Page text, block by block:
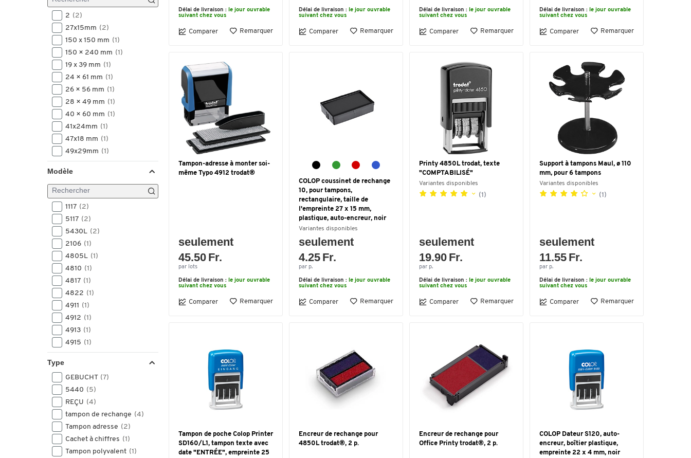
2 (2)
27x15mm (2)
150 x 150 mm (1)
150 × 240 mm (1)
19 x 39 mm (1)
24 × 61 mm (1)
26 × 56 mm (1)
28 × 49 mm (1)
40 × 60 mm (1)
41x24mm (1)
47x18 mm (1)
49x29mm (1)
80 x 210 mm(1)
84 × 106 mm
85x210 mm
taille 1, 160 x 90 mm(1)
Modèle
1117 (2)
5117 (2)
5430L (2)
2106 (1)
4805L (1)
4810 (1)
4817 (1)
4822 (1)
4911 (1)
4912 (1)
4913 (1)
4915 (1)
5203(1)
5206 (1)
5440 (1)
S120 (1)
S220/W(1)
SD160/L1(1)
SD160/L2(1)
SD160/L3 (1)
Type
GEBUCHT (7)
5440 (5)
REÇU (4)
tampon de rechange (4)
Tampon adresse (2)
Cachet à chiffres (1)
Tampon polyvalent (1)
Délai de livraison : le jour ouvrable
suivant chez vous
Comparer Remarquer
Délai de livraison : le jour ouvrable
suivant chez vous
Comparer Remarquer
Délai de livraison : le jour ouvrable
suivant chez vous
Comparer Remarquer
Délai de livraison : le jour ouvrable
suivant chez vous
Comparer Remarquer
Tampon-adresse à monter soi-
même Typo 4912 trodat®
seulement
45.50 Fr.
par lots
Délai de livraison : le jour ouvrable
suivant chez vous
Comparer Remarquer
COLOP coussinet de rechange
10, pour tampons,
rectangulaire, taille de
l'empreinte 27 x 15 mm,
plastique, auto-encreur, noir
Variantes disponibles
seulement
4.25 Fr.
par p.
Délai de livraison : le jour ouvrable
suivant chez vous
Comparer Remarquer
Printy 4850L trodat, texte
"COMPTABILISÉ"
Variantes disponibles
(1)
seulement
19.90 Fr.
par p.
Délai de livraison : le jour ouvrable
suivant chez vous
Comparer Remarquer
Support à tampons Maul, ø 110
mm, pour 6 tampons
Variantes disponibles
(1)
seulement
11.55 Fr.
par p.
Délai de livraison : le jour ouvrable
suivant chez vous
Comparer Remarquer
Tampon de poche Colop Printer
SD160/L1, tampon texte avec
date "ENTRÉE", empreinte 25
Encreur de rechange pour
4850L trodat®, 2 p.
Encreur de rechange pour
Office Printy trodat®, 2 p.
COLOP Dateur S120, auto-
encreur, boîtier plastique,
empreinte 22 x 4 mm, noir